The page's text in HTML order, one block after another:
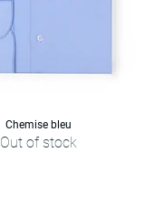
Chemise bleu
Out of stock